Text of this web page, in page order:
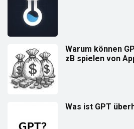
Warum können
zB spielen von
Was ist GPT